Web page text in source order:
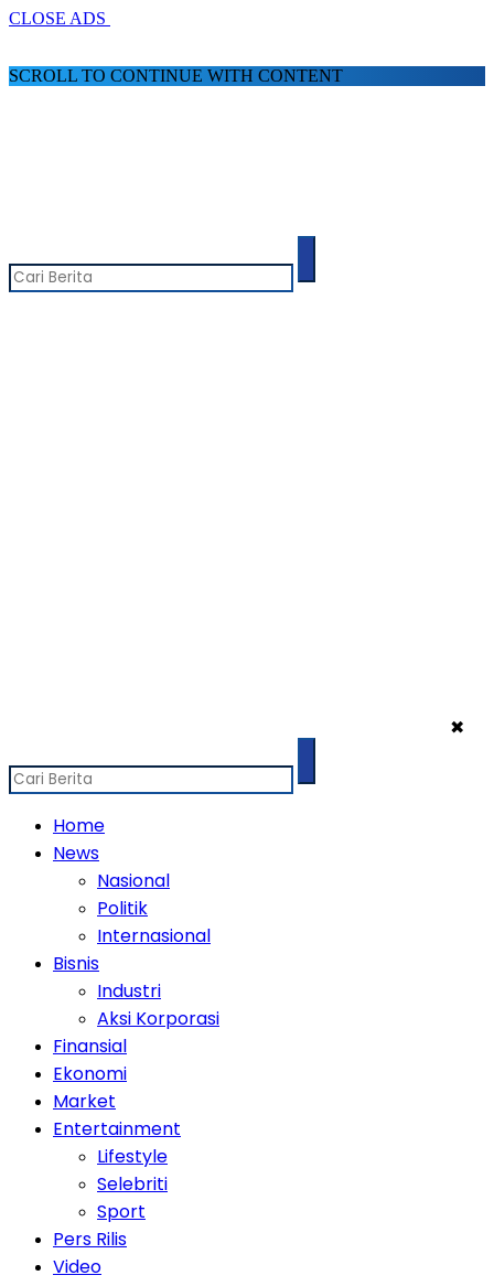
CLOSE ADS
SCROLL TO CONTINUE WITH CONTENT
✖
Home
News
Nasional
Politik
Internasional
Bisnis
Industri
Aksi Korporasi
Finansial
Ekonomi
Market
Entertainment
Lifestyle
Selebriti
Sport
Pers Rilis
Video